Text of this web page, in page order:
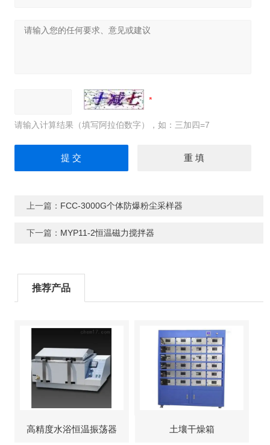
请输入计算结果（填写阿拉伯数字），如：三加四=7
上一篇： FCC-3000G个体防爆粉尘采样器
下一篇： MYP11-2恒温磁力搅拌器
推荐产品
高精度水浴恒温振荡器 土壤干燥箱